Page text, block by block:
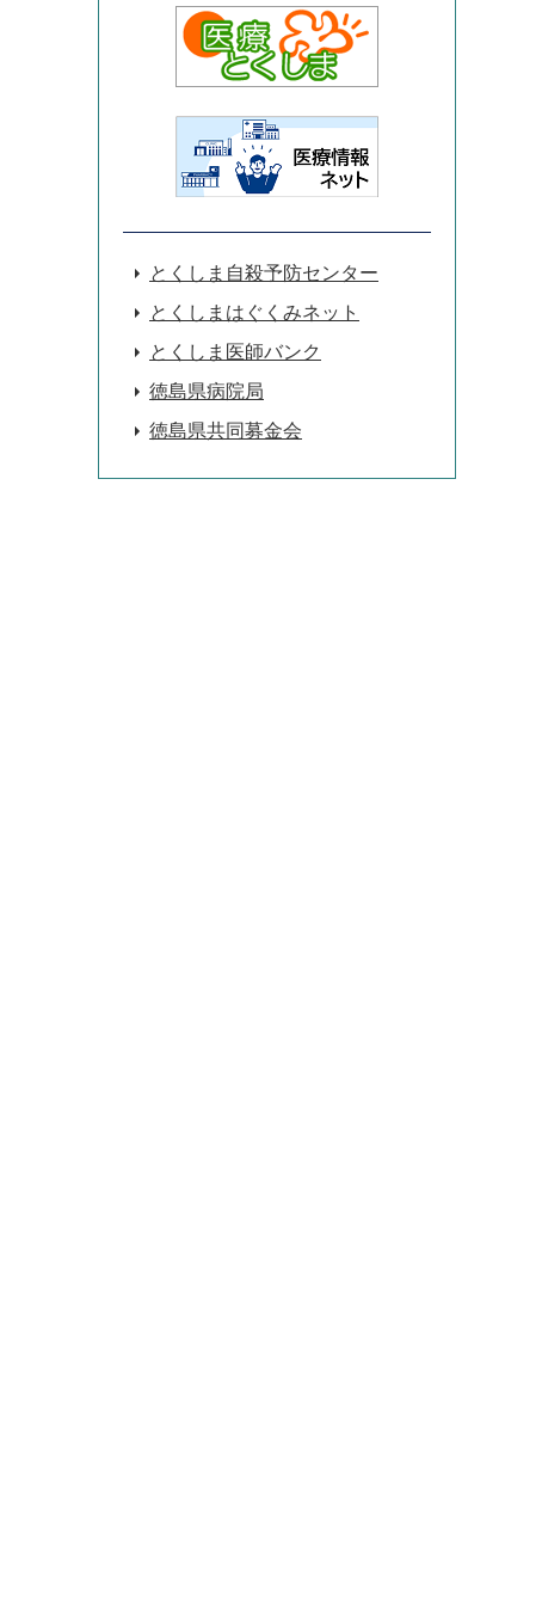
とくしま自殺予防センター
とくしまはぐくみネット
とくしま医師バンク
徳島県病院局
徳島県共同募金会